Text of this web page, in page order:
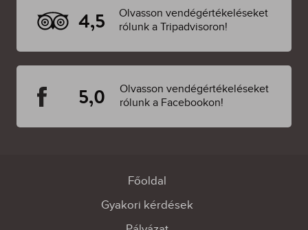
4,5
Olvasson vendégértékeléseket
rólunk a Tripadvisoron!
5,0
Olvasson vendégértékeléseket
rólunk a Facebookon!
Főoldal
Gyakori kérdések